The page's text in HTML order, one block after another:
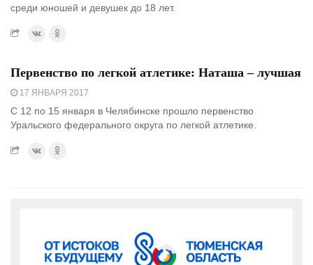
среди юношей и девушек до 18 лет.
Первенство по легкой атлетике: Наташа – лучшая
17 ЯНВАРЯ 2017
С 12 по 15 января в Челябинске прошло первенство
Уральского федерального округа по легкой атлетике.